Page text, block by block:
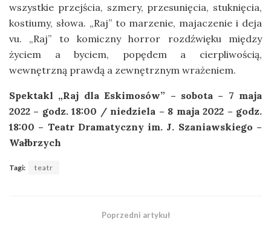
wszystkie przejścia, szmery, przesunięcia, stuknięcia,
kostiumy, słowa. „Raj” to marzenie, majaczenie i deja
vu. „Raj” to komiczny horror rozdźwięku między
życiem a byciem, popędem a cierpliwością,
wewnętrzną prawdą a zewnętrznym wrażeniem.
Spektakl „Raj dla Eskimosów” – sobota – 7 maja
2022 – godz. 18:00 / niedziela – 8 maja 2022 – godz.
18:00 – Teatr Dramatyczny im. J. Szaniawskiego –
Wałbrzych
Tagi: teatr
Poprzedni artykuł